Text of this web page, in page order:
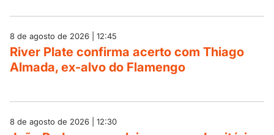
8 de agosto de 2026 | 12:45
River Plate confirma acerto com Thiago
Almada, ex-alvo do Flamengo
8 de agosto de 2026 | 12:30